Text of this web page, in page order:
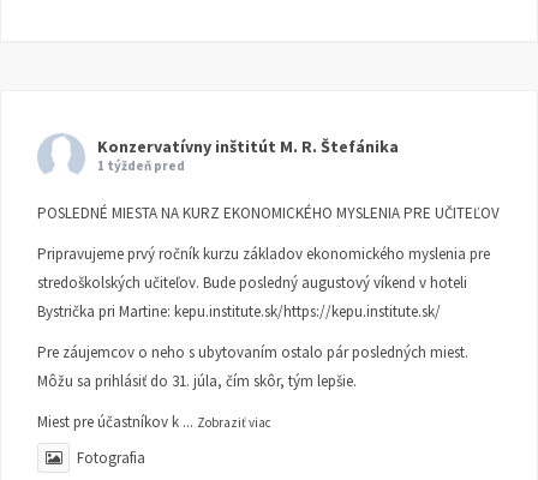
Konzervatívny inštitút M. R. Štefánika
1 týždeň pred
POSLEDNÉ MIESTA NA KURZ EKONOMICKÉHO MYSLENIA PRE UČITEĽOV
Pripravujeme prvý ročník kurzu základov ekonomického myslenia pre
stredoškolských učiteľov. Bude posledný augustový víkend v hoteli
Bystrička pri Martine: kepu.institute.sk/https://kepu.institute.sk/
Pre záujemcov o neho s ubytovaním ostalo pár posledných miest.
Môžu sa prihlásiť do 31. júla, čím skôr, tým lepšie.
Miest pre účastníkov k ... Zobraziť viac
Fotografia